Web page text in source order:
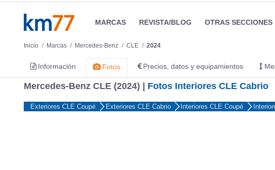
MARCAS REVISTA/BLOG OTRAS SECCIONES
Inicio Marcas Mercedes-Benz CLE 2024
Información Fotos Precios, datos y equipamientos
Mercedes-Benz CLE (2024) | Fotos Interiores CLE Cabrio
Exteriores CLE Coupé Exteriores CLE Cabrio Interiores CLE Coupé